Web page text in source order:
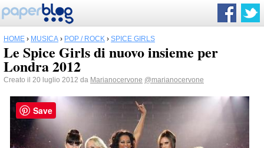
HOME › MUSICA › POP / ROCK › SPICE GIRLS
Le Spice Girls di nuovo insieme per
Londra 2012
Creato il 20 luglio 2012 da Marianocervone @marianocervone
Save